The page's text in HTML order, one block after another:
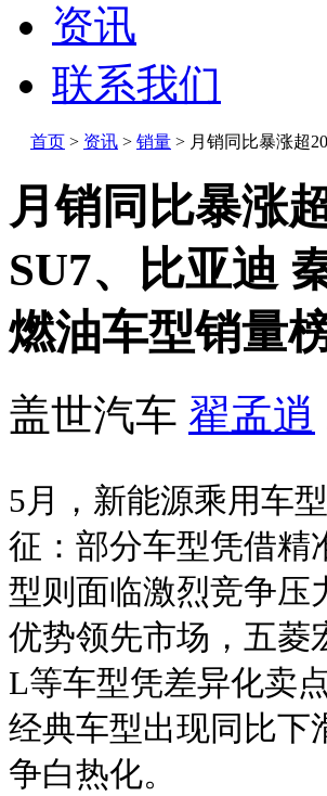
资讯
联系我们
首页 > 资讯 > 销量 > 月销同比暴涨超
月销同比暴涨
SU7、比亚迪
燃油车型销量
盖世汽车 翟孟逍
5月，新能源乘用车
征：部分车型凭借精
型则面临激烈竞争压
优势领先市场，五菱
L等车型凭差异化卖
经典车型出现同比下
争白热化。